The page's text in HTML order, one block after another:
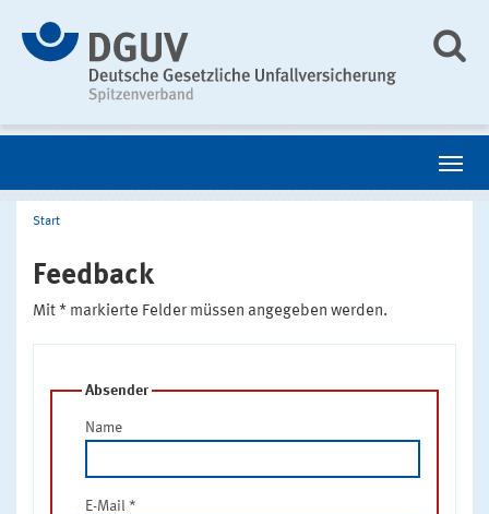
Start
Feedback
Mit * markierte Felder müssen angegeben werden.
Absender
Name
E-Mail *